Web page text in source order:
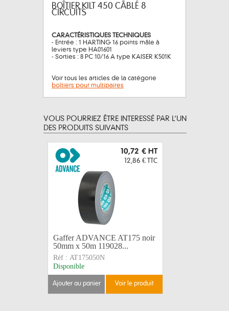
BOÎTIER KILT 450 CÂBLÉ 8
CIRCUITS
CARACTÉRISTIQUES TECHNIQUES
- Entrée : 1 HARTING 16 points mâle à
leviers type HA01601
- Sorties : 8 PC 10/16 A type KAISER K501K
Voir tous les articles de la catégorie
boîtiers pour multipaires
VOUS POURRIEZ ÊTRE INTERESSÉ PAR L’UN
DES PRODUITS SUIVANTS
10,72 € HT
12,86 € TTC
Gaffer ADVANCE AT175 noir
50mm x 50m 119028...
Réf : AT175050N
Disponible
ajouter au panier voir le produit